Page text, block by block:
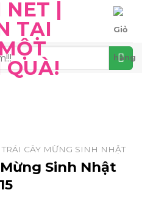
TRÁI CÂY MỪNG SINH NHẬT
Sinh Nhật